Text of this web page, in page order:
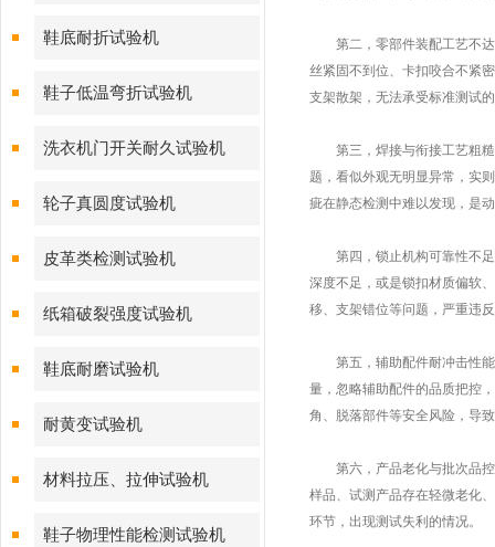
鞋底耐折试验机
鞋子低温弯折试验机
洗衣机门开关耐久试验机
轮子真圆度试验机
皮革类检测试验机
纸箱破裂强度试验机
鞋底耐磨试验机
耐黄变试验机
材料拉压、拉伸试验机
鞋子物理性能检测试验机
第二，零部件装配工艺不达
丝紧固不到位、卡扣咬合不紧
支架散架，无法承受标准测试
第三，焊接与衔接工艺粗糙
题，看似外观无明显异常，实
疵在静态检测中难以发现，是
第四，锁止机构可靠性不足
深度不足，或是锁扣材质偏软
移、支架错位等问题，严重违
第五，辅助配件耐冲击性能
量，忽略辅助配件的品质把控
角、脱落部件等安全风险，导
第六，产品老化与批次品控
样品、试测产品存在轻微老化
环节，出现测试失利的情况。